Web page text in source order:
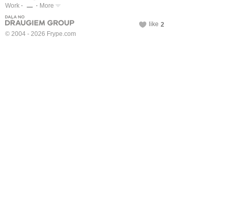
Work
More
© 2004 - 2026 Frype.com
like 2